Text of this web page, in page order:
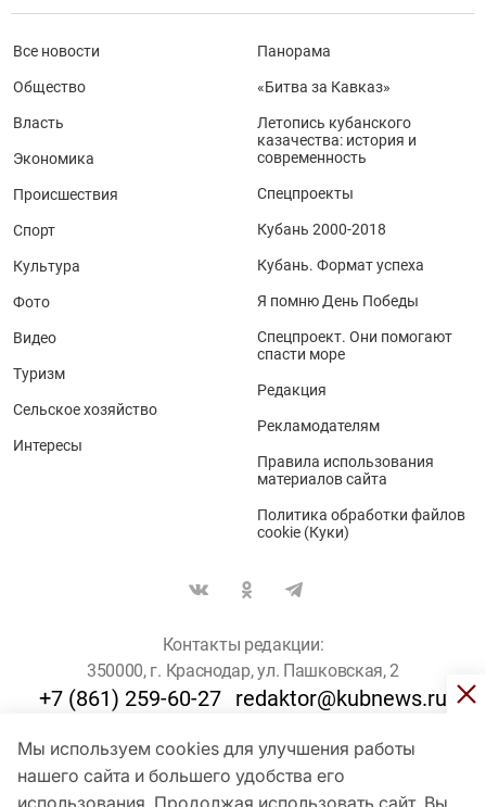
Мы используем cookies для улучшения работы
нашего сайта и большего удобства его
использования. Продолжая использовать сайт, Вы
Все новости
Общество
Власть
Экономика
Происшествия
Спорт
Культура
Фото
Видео
Туризм
Сельское хозяйство
Интересы
Панорама
«Битва за Кавказ»
Летопись кубанского
казачества: история и
современность
Спецпроекты
Кубань 2000-2018
Кубань. Формат успеха
Я помню День Победы
Спецпроект. Они помогают
спасти море
Редакция
Рекламодателям
Правила использования
материалов сайта
Политика обработки файлов
cookie (Куки)
Контакты редакции:
350000, г. Краснодар, ул. Пашковская, 2
+7 (861) 259-60-27 redaktor@kubnews.ru
Для пользователей старше 16 лет
© Кубанские Новости, 2017